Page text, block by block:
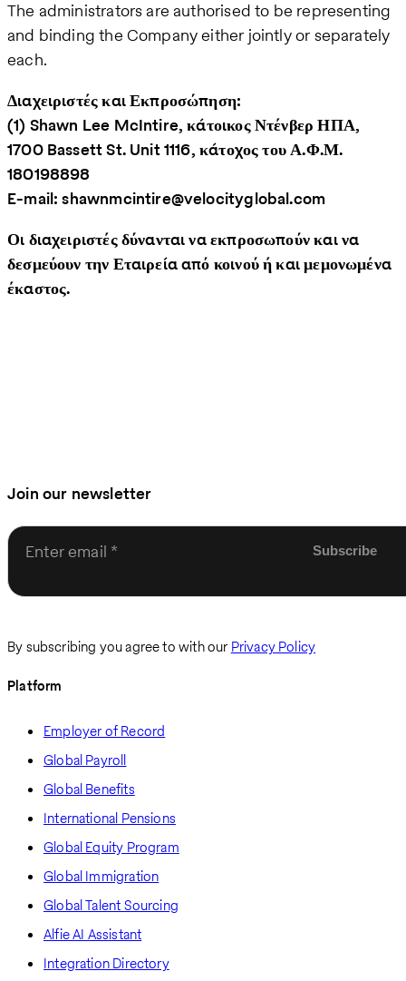
The administrators are authorised to be representing
and binding the Company either jointly or separately
each.
Διαχειριστές και Εκπροσώπηση:
(1) Shawn Lee McIntire, κάτοικος Ντένβερ ΗΠΑ,
1700 Bassett St. Unit 1116, κάτοχος του Α.Φ.Μ.
180198898
E-mail: shawnmcintire@velocityglobal.com
Οι διαχειριστές δύνανται να εκπροσωπούν και να
δεσμεύουν την Εταιρεία από κοινού ή και μεμονωμένα
έκαστος.
Join our newsletter
Enter email
By subscribing you agree to with our Privacy Policy
Platform
Employer of Record
Global Payroll
Global Benefits
International Pensions
Global Equity Program
Global Immigration
Global Talent Sourcing
Alfie AI Assistant
Integration Directory